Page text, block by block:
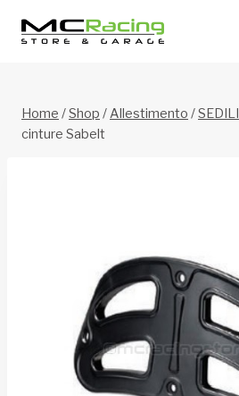
Home /Shop /Allestimento /SEDILI
cinture Sabelt